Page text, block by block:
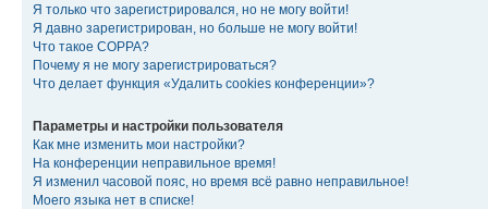
Я только что зарегистрировался, но не могу войти!
Я давно зарегистрирован, но больше не могу войти!
Что такое COPPA?
Почему я не могу зарегистрироваться?
Что делает функция «Удалить cookies конференции»?
Параметры и настройки пользователя
Как мне изменить мои настройки?
На конференции неправильное время!
Я изменил часовой пояс, но время всё равно неправильное!
Моего языка нет в списке!